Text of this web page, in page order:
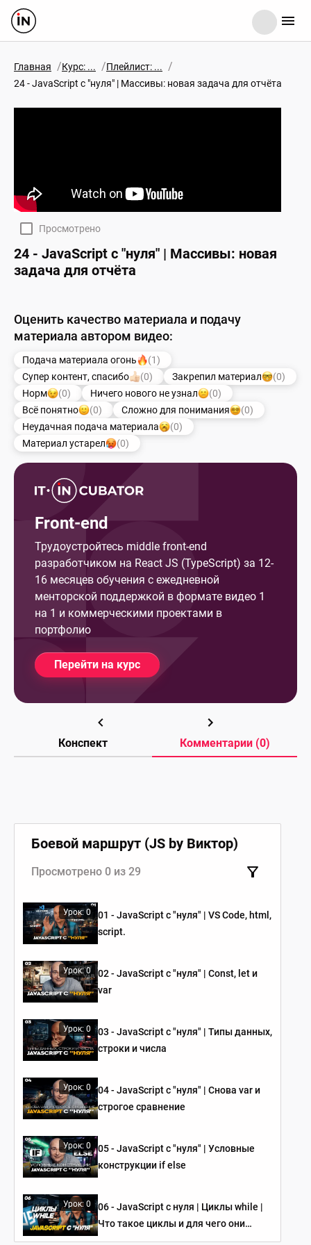
Главная /Курс: ... /Плейлист: ... /
24 - JavaScript c "нуля" | Массивы: новая задача для отчёта
Просмотрено
24 - JavaScript c "нуля" | Массивы: новая
задача для отчёта
Оценить качество материала и подачу
материала автором видео:
Подача материала огонь
(1)
Супер контент, спасибо
(0) Закрепил материал
(0)
Норм
(0) Ничего нового не узнал
(0)
Всё понятно
(0) Сложно для понимания
(0)
Неудачная подача материала
(0)
Материал устарел
(0)
Front-end
Трудоустройтесь middle front-end
разработчиком на React JS (TypeScript) за 12-
16 месяцев обучения с ежедневной
менторской поддержкой в формате видео 1
на 1 и коммерческими проектами в
портфолио
Перейти на курс
Конспект Комментарии (0)
Боевой маршрут (JS by Виктор)
Просмотрено 0 из 29
Урок: 0
01 - JavaScript c "нуля" | VS Code, html,
script.
Урок: 0
02 - JavaScript c "нуля" | Сonst, let и
var
Урок: 0
03 - JavaScript c "нуля" | Типы данных,
строки и числа
Урок: 0
04 - JavaScript c "нуля" | Снова var и
строгое сравнение
Урок: 0
05 - JavaScript c "нуля" | Условные
конструкции if else
Урок: 0
06 - JavaScript c нуля | Циклы while |
Что такое циклы и для чего они
используются?